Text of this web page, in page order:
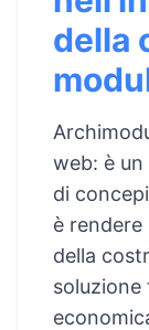
della
web: è
di
è
della
soluzione